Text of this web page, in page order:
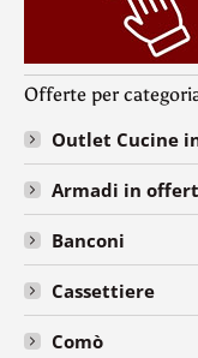
Offerte per
Outlet Cucine
Armadi in
Banconi
Cassettiere
Comò